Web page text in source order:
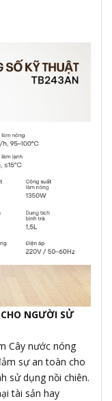
NGƯỜI SỬ
Cây nước nóng
sự an toàn cho
sử dụng nồi chiên.
tài sản hay